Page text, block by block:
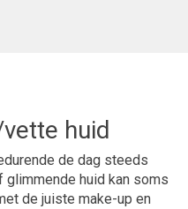
huid
de dag steeds
huid kan soms
de juiste make-up en